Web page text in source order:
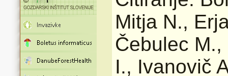
Mitja N.,
Čebulec
I., Ivanovič